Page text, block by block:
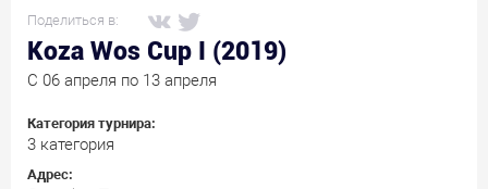
Поделиться в:
Koza Wos Cup I (2019)
C 06 апреля по 13 апреля
Категория турнира:
3 категория
Адрес: